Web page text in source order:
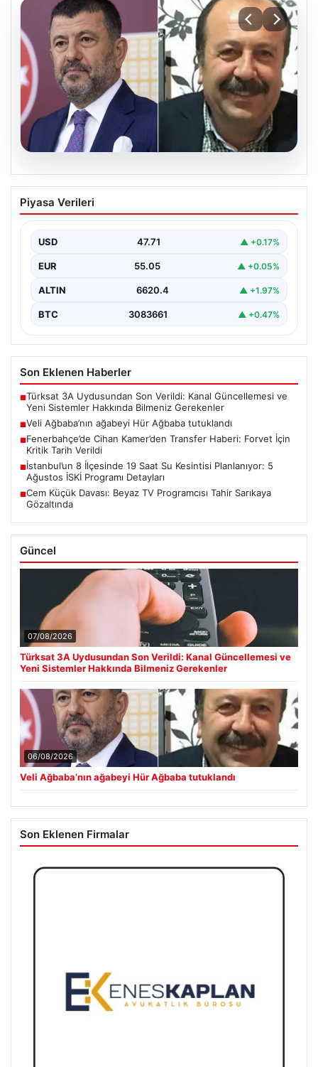
06.08.2026
Veli Ağbaba’nın ağabeyi Hür Ağbaba
tutuklandı
Piyasa Verileri
USD 47.71 ▲ +0.17%
EUR 55.05 ▲ +0.05%
ALTIN 6620.4 ▲ +1.97%
BTC 3083661 ▲ +0.47%
Son Eklenen Haberler
■Türksat 3A Uydusundan Son Verildi: Kanal Güncellemesi ve
Yeni Sistemler Hakkında Bilmeniz Gerekenler
■Veli Ağbaba’nın ağabeyi Hür Ağbaba tutuklandı
■Fenerbahçe’de Cihan Kamer’den Transfer Haberi: Forvet İçin
Kritik Tarih Verildi
■İstanbul’un 8 İlçesinde 19 Saat Su Kesintisi Planlanıyor: 5
Ağustos İSKİ Programı Detayları
■Cem Küçük Davası: Beyaz TV Programcısı Tahir Sarıkaya
Gözaltında
Güncel
07/08/2026
Türksat 3A Uydusundan Son Verildi: Kanal Güncellemesi ve
Yeni Sistemler Hakkında Bilmeniz Gerekenler
06/08/2026
Veli Ağbaba’nın ağabeyi Hür Ağbaba tutuklandı
Son Eklenen Firmalar